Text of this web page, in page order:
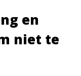
en
niet te